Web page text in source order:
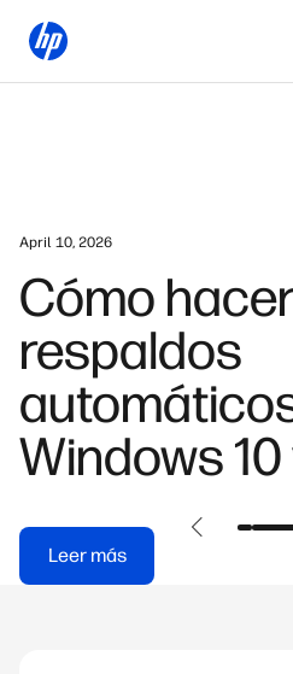
April 10, 2026
Cómo
respaldos
Windows 10
Leer más